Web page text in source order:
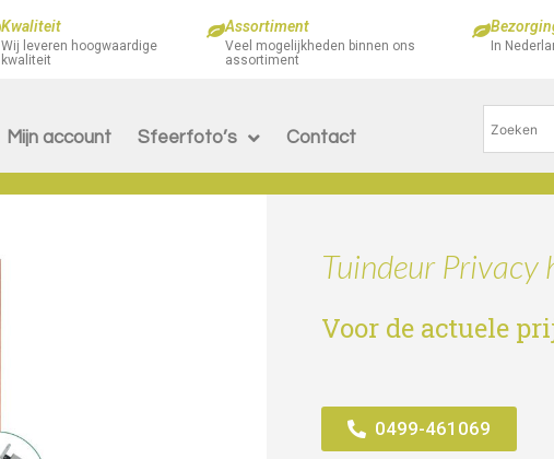
Kwaliteit
Wij leveren hoogwaardige
kwaliteit
Assortiment
Veel mogelijkheden binnen ons
assortiment
In
Mijn account Sfeerfoto’s Contact
Tuindeur
Voor de actuele
0499-461069